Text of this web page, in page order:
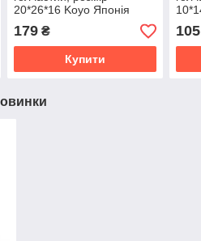
20*26*16 Koyo Японія
179₴
Купити
105